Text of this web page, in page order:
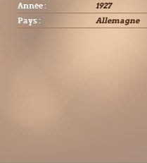
Année :
1927
Pays :
Allemagne